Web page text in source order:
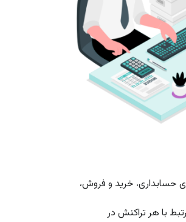
حسابداری، خرید و فروش،
با هر تراکنش در